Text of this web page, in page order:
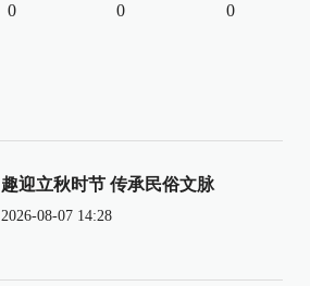
0 0 0
趣迎立秋时节 传承民俗文脉
2026-08-07 14:28